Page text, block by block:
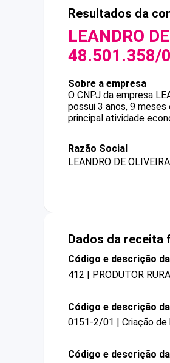
Resultados da
LEANDRO
48.501.358/
Sobre a empresa
O CNPJ da empresa
possui 3 anos, 9
principal atividade
Razão Social
LEANDRO DE
Dados da receita
Código e descrição
412 | PRODUTOR
Código e descrição
0151-2/01 | Criação
Código e descrição